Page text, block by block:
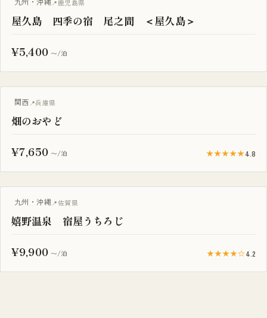
九州・沖縄 鹿児島県
屋久島 四季の宿 尾之間 ＜屋久島＞
¥5,400 〜/泊
BBQ・焚き火
関西 兵庫県
畑のおやど
¥7,650 〜/泊 ★★★★★4.8
九州・沖縄 佐賀県
嬉野温泉 宿屋うちろじ
¥9,900 〜/泊 ★★★★☆4.2